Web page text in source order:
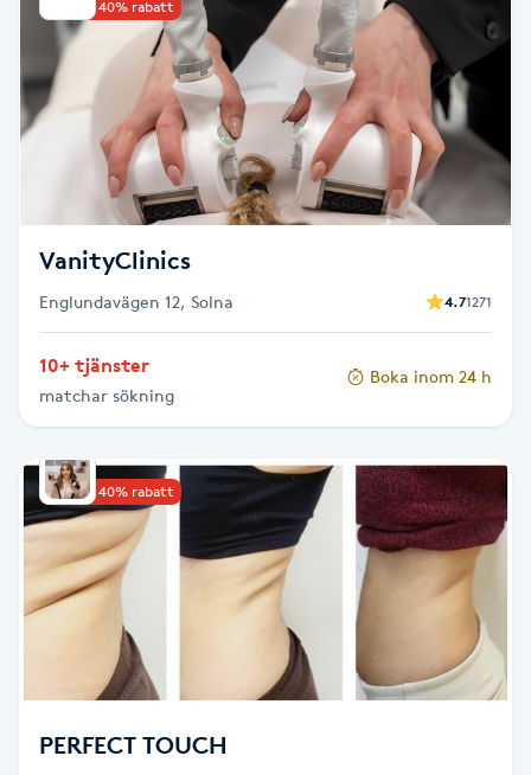
Reikihealing
Reiki massage
Restorative Yoga
Rosacea
Rosenmetoden
Ryggmassage
Samtalsterapi
Senioryoga
Singelfransar
Upp till 40% rabatt
VanityClinics
Englundavägen 12, Solna 4.71271
10+ tjänster
matchar sökning
Boka inom 24 h
Upp till 40% rabatt
PERFECT TOUCH